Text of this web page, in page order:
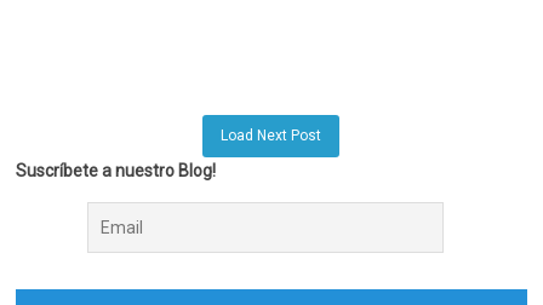
Load Next Post
Suscríbete a nuestro Blog!